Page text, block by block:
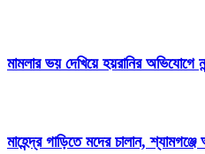
মামলার ভয় দেখিয়ে হয়রানির অভিযোগে
মাহেন্দ্র গাড়িতে মদের চালান,